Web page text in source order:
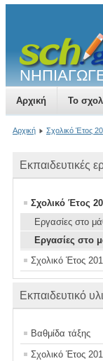
Αρχική Το
Αρχική Σχολικό Έτος
Εκπαιδευτικές
Σχολικό Έτος
Εργασίες στο
Εργασίες στο
Σχολικό Έτος
Εκπαιδευτικό
Βαθμίδα τάξης
Σχολικό Έτος